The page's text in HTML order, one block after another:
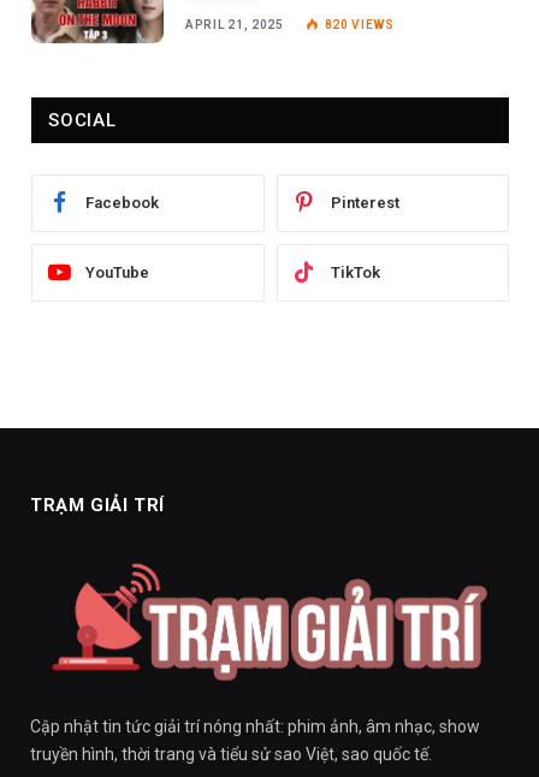
APRIL 21, 2025 820VIEWS
SOCIAL
Facebook Pinterest
YouTube TikTok
TRẠM GIẢI TRÍ
Cập nhật tin tức giải trí nóng nhất: phim ảnh, âm nhạc, show
truyền hình, thời trang và tiểu sử sao Việt, sao quốc tế.